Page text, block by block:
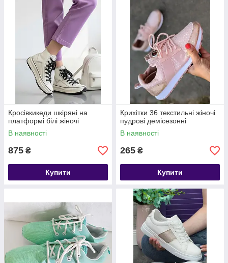
Кросівкикеди шкіряні на
платформі білі жіночі
В наявності
875 ₴
Купити
Крихітки 36 текстильні жіночі
пудрові демісезонні
В наявності
265 ₴
Купити